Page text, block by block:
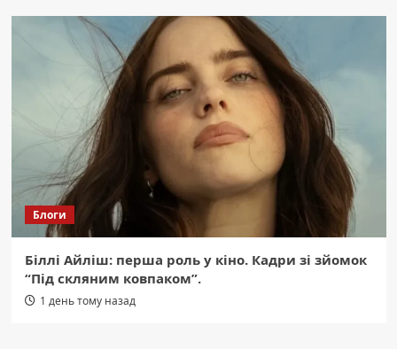
Блоги
Біллі Айліш: перша роль у кіно. Кадри зі зйомок
“Під скляним ковпаком”.
1 день тому назад